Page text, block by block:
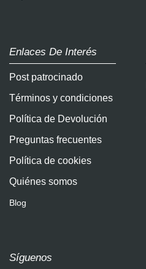
Enlaces De Interés
Post patrocinado
Términos y condiciones
Política de Devolución
Preguntas frecuentes
Política de cookies
Quiénes somos
Blog
Síguenos